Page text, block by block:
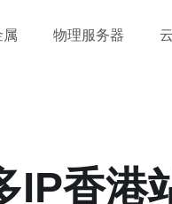
属 物理服务器
IP香港